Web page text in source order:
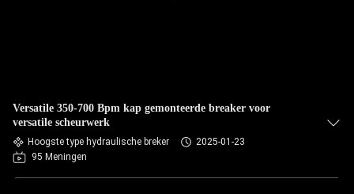
Versatile 350-700 Bpm kap gemonteerde breaker voor
versatile scheurwerk
Hoogste type hydraulische breker
2025-01-23
95 Meningen